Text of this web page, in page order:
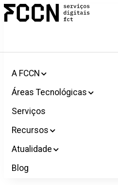
Salta
para
A FCCN
Áreas Tecnológicas
Serviços
Recursos
Atualidade
Blog